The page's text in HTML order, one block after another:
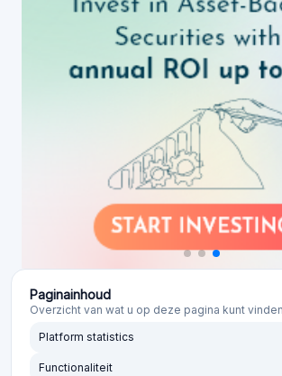
Paginainhoud
Overzicht van wat u op deze pagina kunt
Platform statistics
Functionaliteit